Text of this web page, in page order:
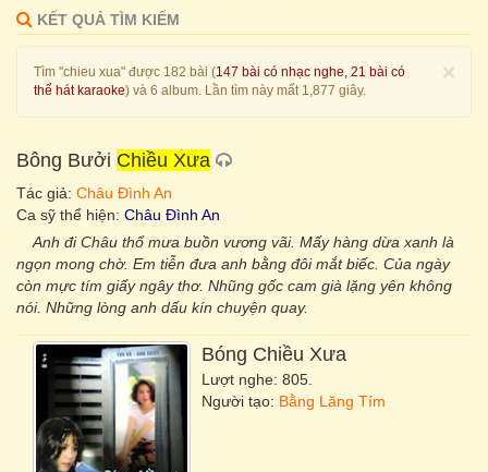
KẾT QUẢ TÌM KIẾM
×
Tìm "chieu xua" được 182 bài (147 bài có nhạc nghe, 21 bài có
thể hát karaoke) và 6 album. Lần tìm này mất 1,877 giây.
Bông Bưởi Chiều Xưa
Tác giả: Châu Đình An
Ca sỹ thể hiện: Châu Đình An
Anh đi Châu thổ mưa buồn vương vãi. Mấy hàng dừa xanh là
ngọn mong chờ. Em tiễn đưa anh bằng đôi mắt biếc. Của ngày
còn mực tím giấy ngây thơ. Nhũng gốc cam già lặng yên không
nói. Những lòng anh dấu kín chuyện quay.
Bóng Chiều Xưa
Lượt nghe: 805.
Người tạo: Bằng Lăng Tím